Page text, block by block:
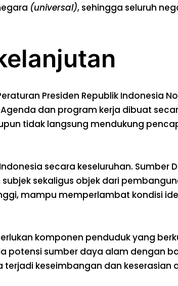
(universal), sehingga seluruh
Presiden Republik Indonesia
dan program kerja dibuat
tidak langsung mendukung
secara keseluruhan. Sumber
sekaligus objek dari
mampu memperlambat kondisi
komponen penduduk yang
sumber daya alam dengan
keseimbangan dan keserasian